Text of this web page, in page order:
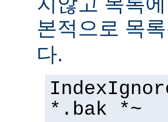
본적으로 목
다.
*.bak *~